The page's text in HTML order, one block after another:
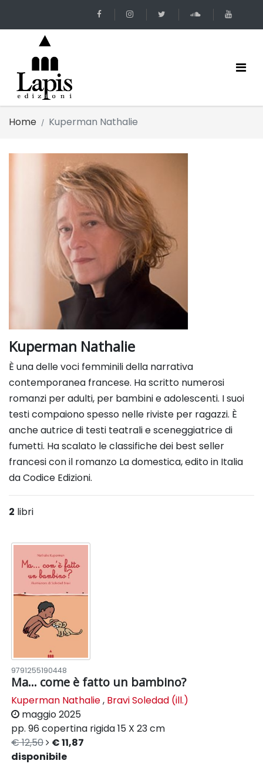
Home Kuperman Nathalie
Kuperman Nathalie
È una delle voci femminili della narrativa
contemporanea francese. Ha scritto numerosi
romanzi per adulti, per bambinie adolescenti. I suoi
testi compaiono spesso nelle riviste per ragazzi. È
anche autrice di testi teatrali e sceneggiatrice di
fumetti. Hascalato le classifiche dei best seller
francesi con il romanzo La domestica, edito in Italia
da Codice Edizioni.
2 libri
9791255190448
Ma... come è fatto un bambino?
Kuperman Nathalie, Bravi Soledad (ill.)
maggio 2025
pp. 96 copertina rigida15 X 23 cm
€ 12,50
€ 11,87
disponibile